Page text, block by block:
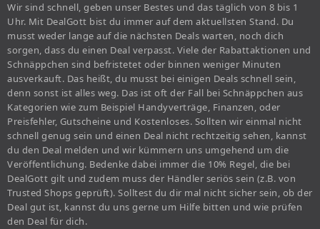
Wir sind schnell, geben unser Bestes und das täglich von 8 bis 1
Uhr. Mit DealGott bist du immer auf dem aktuellsten Stand. Du
musst weder lange auf die nächsten Deals warten, noch dich
sorgen, dass du einen Deal verpasst. Viele der Rabattaktionen und
Schnäppchen sind befristetet oder binnen weniger Minuten
ausverkauft. Das heißt, du musst bei einigen Deals schnell sein,
denn sonst ist alles weg. Das ist oft der Fall bei Schnäppchen aus
Kategorien wie zum Beispiel Handyverträge, Finanzen, oder
Preisfehler, Gutscheine und Kostenloses. Sollten wir einmal nicht
schnell genug sein und einen Deal nicht rechtzeitig sehen, kannst
du den Deal melden und wir kümmern uns umgehend um die
Veröffentlichung. Bedenke dabei immer die 10% Regel, die bei
DealGott gilt und zudem muss der Händler seriös sein (z.B. von
Trusted Shops geprüft). Solltest du dir mal nicht sicher sein, ob der
Deal gut ist, kannst du uns gerne um Hilfe bitten und wie prüfen
den Deal für dich.